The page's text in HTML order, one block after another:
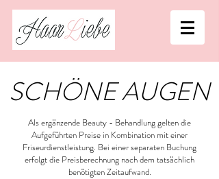
SCHÖNE AUGEN
Als ergänzende Beauty - Behandlung gelten die
Aufgeführten Preise in Kombination mit einer
Friseurdienstleistung. Bei einer separaten Buchung
erfolgt die Preisberechnung nach dem tatsächlich
benötigten Zeitaufwand.